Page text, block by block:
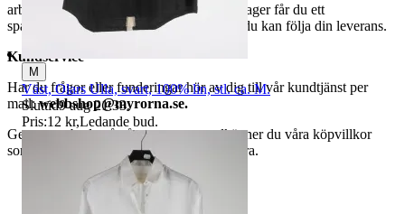
arbetsdagar. När din vara har lämnat vårt lager får du ett
spårningsnummer av DSV inom kort där du kan följa din leverans.
Kundservice
Har du frågor eller funderingar hör av dig till vår kundtjänst per
mail:webbshop@myrorna.se.
Genom att buda på våra annonser godkänner du våra köpvillkor
som du hittar på vår infosida här på Tradera.
M
Väst, Olars Ulla, svart, 100% lin, stl. ca. M.
Sluttid9 aug 21:33.
Pris:12 kr,Ledande bud.